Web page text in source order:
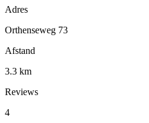
Adres
Orthenseweg 73
Afstand
3.3 km
Reviews
4